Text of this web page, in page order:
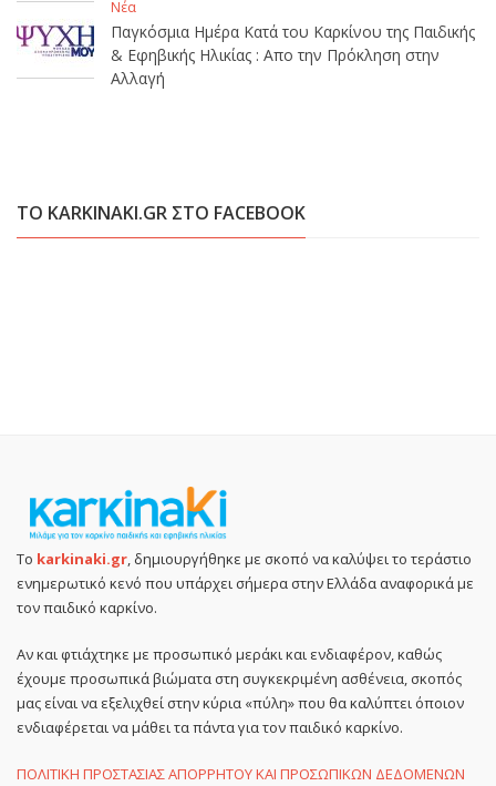
Νέα
Παγκόσμια Ημέρα Κατά του Καρκίνου της Παιδικής
& Εφηβικής Ηλικίας : Απο την Πρόκληση στην
Αλλαγή
ΤΟ KARKINAKI.GR ΣΤΟ FACEBOOK
Το karkinaki.gr, δημιουργήθηκε με σκοπό να καλύψει το τεράστιο
ενημερωτικό κενό που υπάρχει σήμερα στην Ελλάδα αναφορικά με
τον παιδικό καρκίνο.
Αν και φτιάχτηκε με προσωπικό μεράκι και ενδιαφέρον, καθώς
έχουμε προσωπικά βιώματα στη συγκεκριμένη ασθένεια, σκοπός
μας είναι να εξελιχθεί στην κύρια «πύλη» που θα καλύπτει όποιον
ενδιαφέρεται να μάθει τα πάντα για τον παιδικό καρκίνο.
ΠΟΛΙΤΙΚΗ ΠΡΟΣΤΑΣΙΑΣ ΑΠΟΡΡΗΤΟΥ ΚΑΙ ΠΡΟΣΩΠΙΚΩΝ ΔΕΔΟΜΕΝΩΝ